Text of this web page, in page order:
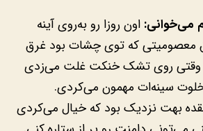
می‌خوانی: اون روزا رو به‌روی آینه
معصومیتی که توی چشات بود غرق
روی تشک خنکت غلت می‌زدی
خلوت سینه‌ات مهمون می‌کردی.
بهت نزدیک بود که خیال می‌کردی